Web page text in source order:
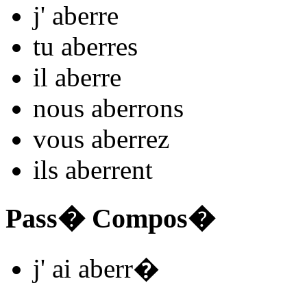
j' aberre
tu aberres
il aberre
nous aberrons
vous aberrez
ils aberrent
Pass� Compos�
j' ai aberr�